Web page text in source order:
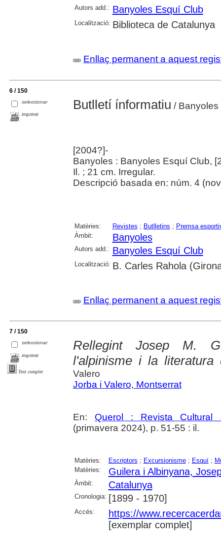
Autors add.: Banyoles Esquí Club
Localització: Biblioteca de Catalunya
Enllaç permanent a aquest
6 / 150
seleccionar
imprimir
Butlletí ínformatiu /
[2004?]-
Banyoles : Banyoles Esquí Club,
Il. ; 21 cm. Irregular.
Descripció basada en: núm. 4
Matèries: Revistes ; Butlletins ; Premsa
Àmbit:
Banyoles
Autors add.: Banyoles Esquí Club
Localització: B. Carles Rahola
Enllaç permanent a aquest
7 / 150
seleccionar
imprimir
Text complet
Rellegint Josep M.
l'alpinisme i la literatura
Valero
Jorba i Valero, Montserrat
En: Querol : Revista Cultural
(primavera 2024), p. 51-55 : il.
Matèries: Escriptors ; Excursionisme; Esquí;
Matèries:
Guilera i Albinyana,
Àmbit: Catalunya
Cronologia: [1899 - 1970]
Accés:
https://
[exemplar complet]